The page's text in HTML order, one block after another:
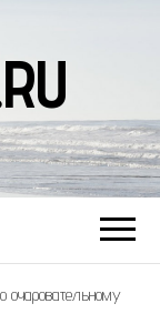
очаровательному